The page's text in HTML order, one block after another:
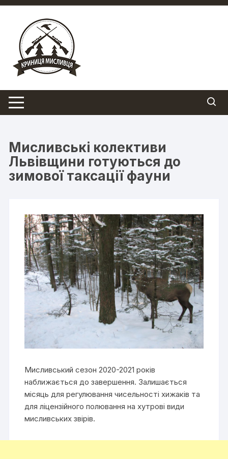
Перейти
вмісту
Мисливські колективи
Львівщини готуються до
зимової таксації фауни
Мисливський сезон 2020-2021 років
наближається до завершення. Залишається
місяць для регулювання чисельності хижаків та
для ліцензійного полювання на хутрові види
мисливських звірів.